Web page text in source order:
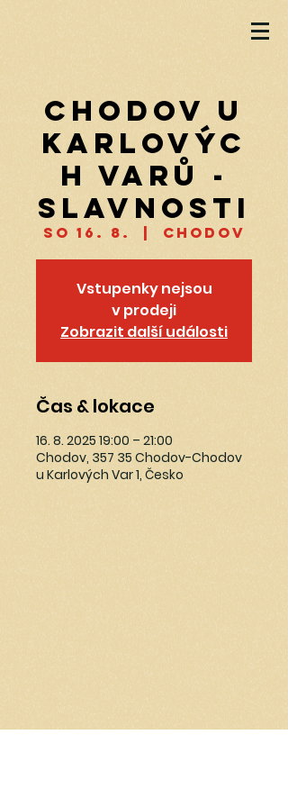
Chodov u
Karlovýc
h Varů -
slavnosti
so 16. 8. Chodov
Vstupenky nejsou
v prodeji
Zobrazit další události
Čas & lokace
16. 8. 2025 19:00 – 21:00
Chodov, 357 35 Chodov-Chodov
u Karlových Var 1, Česko